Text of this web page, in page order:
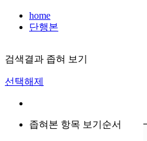
home
단행본
검색결과 좁혀 보기
선택해제
좁혀본 항목 보기순서